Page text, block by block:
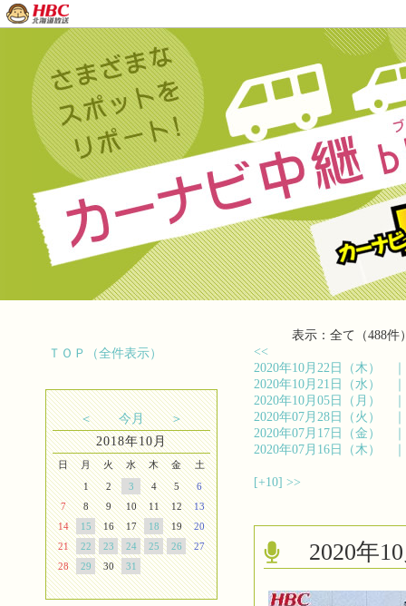
ＴＯＰ（全件表示）
＜ 今月
＞
2018年10月
日 月 火 水 木 金
土
1
2 3 4 5
6
7
8 9 10 11 12
13
14
15 16 17 18 19
20
21
22 23 24 25 26
27
28
29 30 31
表示：全て（488件
<<
2020年10月22日（木）
2020年10月21日（水）
2020年10月05日（月）
2020年07月28日（火）
2020年07月17日（金）
2020年07月16日（木）
[+10] >>
2020年